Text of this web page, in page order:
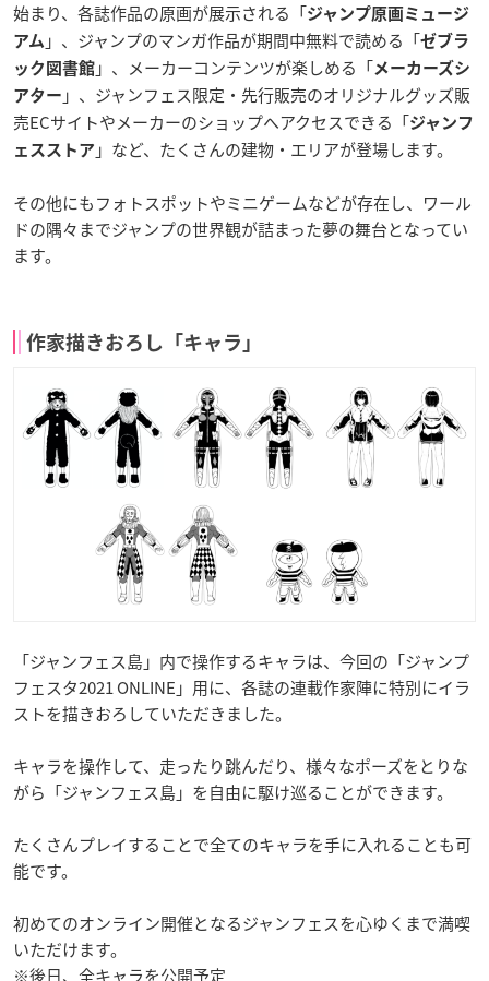
始まり、各誌作品の原画が展示される「ジャンプ原画ミュージ
アム 」、ジャンプのマンガ作品が期間中無料で読める「ゼブラ
ック図書館 」、メーカーコンテンツが楽しめる「メーカーズシ
アター 」、ジャンフェス限定・先行販売のオリジナルグッズ販
売ECサイトやメーカーのショップへアクセスできる「ジャンフ
ェスストア 」など、たくさんの建物・エリアが登場します。
その他にもフォトスポットやミニゲームなどが存在し、ワール
ドの隅々までジャンプの世界観が詰まった夢の舞台となってい
ます。
作家描きおろし「キャラ」
「ジャンフェス島」内で操作するキャラは、今回の「ジャンプ
フェスタ2021 ONLINE」用に、各誌の連載作家陣に特別にイラ
ストを描きおろしていただきました。
キャラを操作して、走ったり跳んだり、様々なポーズをとりな
がら「ジャンフェス島」を自由に駆け巡ることができます。
たくさんプレイすることで全てのキャラを手に入れることも可
能です。
初めてのオンライン開催となるジャンフェスを心ゆくまで満喫
いただけます。
※後日、全キャラを公開予定